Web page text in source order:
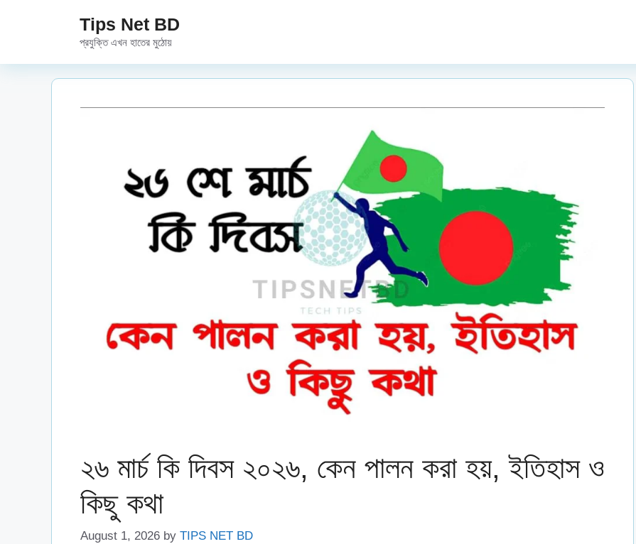
Tips Net BD
প্রযুক্তি এখন হাতের মুঠোয়
২৬ মার্চ কি দিবস ২০২৬, কেন পালন করা হয়, ইতিহাস ও
কিছু কথা
August 1, 2026 by TIPS NET BD